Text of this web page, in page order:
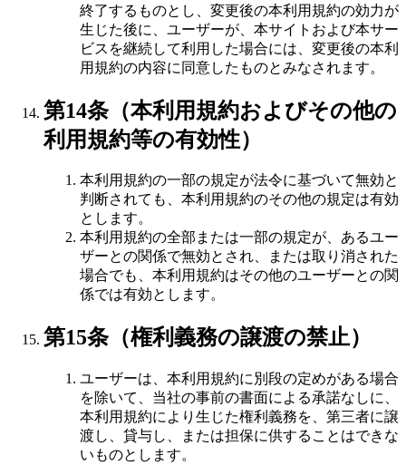
終了するものとし、変更後の本利用規約の効力が
生じた後に、ユーザーが、本サイトおよび本サー
ビスを継続して利用した場合には、変更後の本利
用規約の内容に同意したものとみなされます。
第14条（本利用規約およびその他の
利用規約等の有効性）
本利用規約の一部の規定が法令に基づいて無効と
判断されても、本利用規約のその他の規定は有効
とします。
本利用規約の全部または一部の規定が、あるユー
ザーとの関係で無効とされ、または取り消された
場合でも、本利用規約はその他のユーザーとの関
係では有効とします。
第15条（権利義務の譲渡の禁止）
ユーザーは、本利用規約に別段の定めがある場合
を除いて、当社の事前の書面による承諾なしに、
本利用規約により生じた権利義務を、第三者に譲
渡し、貸与し、または担保に供することはできな
いものとします。